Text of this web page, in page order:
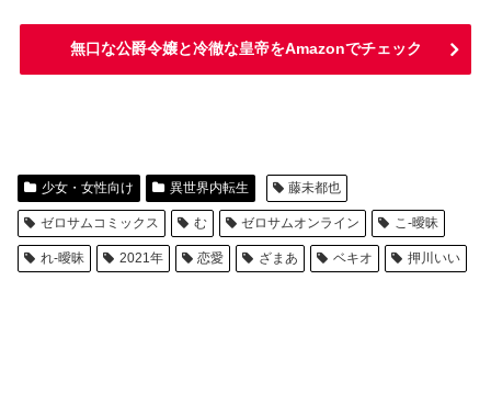
無口な公爵令嬢と冷徹な皇帝をAmazonでチェック
少女・女性向け 異世界内転生 藤未都也
ゼロサムコミックス む ゼロサムオンライン こ-曖昧
れ-曖昧 2021年 恋愛 ざまあ ベキオ 押川いい